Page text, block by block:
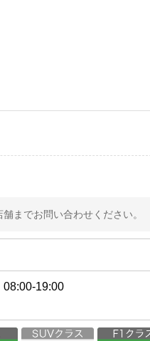
直進した道沿いのコス
までお問い合わせください。
08:00-19:00